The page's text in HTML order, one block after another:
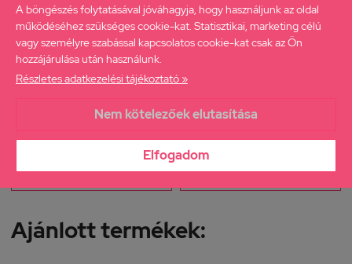
A böngészés folytatásával jóváhagyja, hogy használjunk az oldal
működéséhez szükséges cookie-kat. Statisztikai, marketing célú
vagy személyre szabással kapcsolatos cookie-kat csak az Ön
hozzájárulása után használunk.
Részletes adatkezelési tájékoztató »
Nem kötelezőek elutasítása
Elfogadom
Ahimsa mosóparfüm
3 290 Ft
Kosárba
Ahimsa mosóparfüm (Aloe
vera)
3 290 Ft
Kosárba
Ajánlott termékek: